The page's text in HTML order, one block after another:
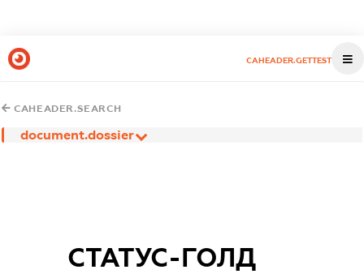
CAHEADER.GETTEST
CAHEADER.SEARCH
document.dossier
СТАТУС-ГОЛД